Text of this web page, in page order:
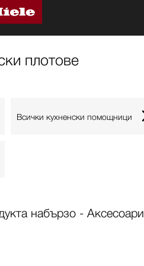
плотове
Всички кухненски помощници
набързо -